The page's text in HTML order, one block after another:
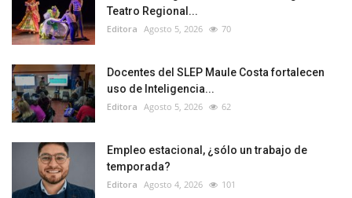
Teatro Regional...
Editora Agosto 5, 2026 70
Docentes del SLEP Maule Costa fortalecen
uso de Inteligencia...
Editora Agosto 5, 2026 62
Empleo estacional, ¿sólo un trabajo de
temporada?
Editora Agosto 4, 2026 101